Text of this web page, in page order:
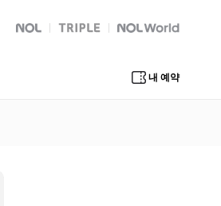
NOL
트리플 Global Interpark
내 예약